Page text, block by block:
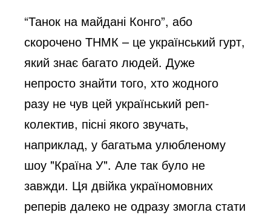
“Танок на майдані Конго”, або
скорочено ТНМК – це український гурт,
який знає багато людей. Дуже
непросто знайти того, хто жодного
разу не чув цей український реп-
колектив, пісні якого звучать,
наприклад, у багатьма улюбленому
шоу "Країна У". Але так було не
завжди. Ця двійка україномовних
реперів далеко не одразу змогла стати